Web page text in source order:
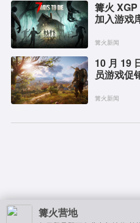
篝火
加入游戏
篝火新闻
10 月 19
员游戏促
篝火新闻
篝火营地